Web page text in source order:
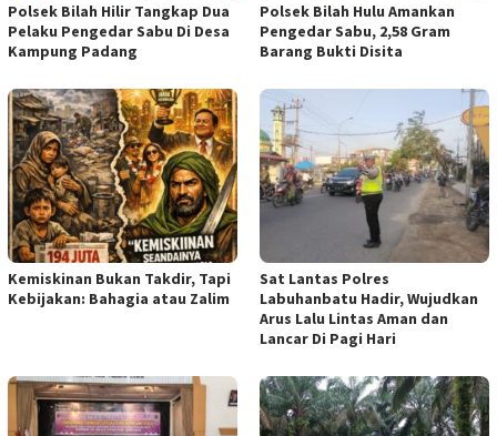
Polsek Bilah Hilir Tangkap Dua
Pelaku Pengedar Sabu Di Desa
Kampung Padang
Polsek Bilah Hulu Amankan
Pengedar Sabu, 2,58 Gram
Barang Bukti Disita
Kemiskinan Bukan Takdir, Tapi
Kebijakan: Bahagia atau Zalim
Sat Lantas Polres
Labuhanbatu Hadir, Wujudkan
Arus Lalu Lintas Aman dan
Lancar Di Pagi Hari